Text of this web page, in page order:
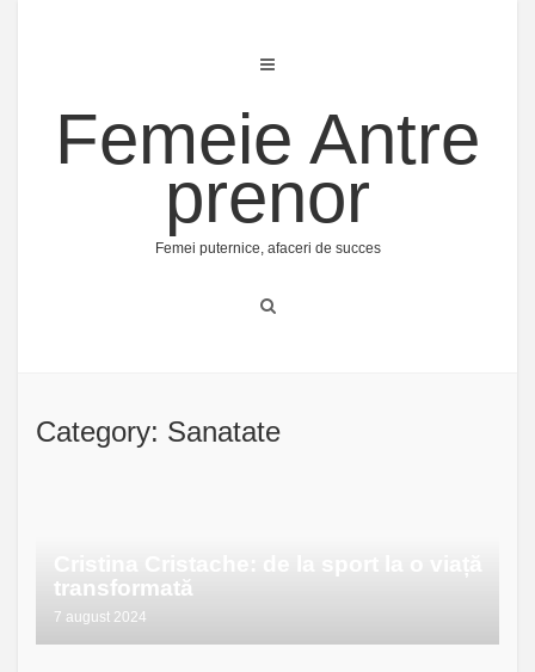
Femeie Antre
prenor
Femei puternice, afaceri de succes
Category: Sanatate
transformată
7 august 2024